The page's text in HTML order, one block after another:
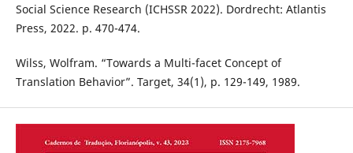
Social Science Research (ICHSSR 2022). Dordrecht: Atlantis
Press, 2022. p. 470-474.
Wilss, Wolfram. “Towards a Multi-facet Concept of
Translation Behavior”. Target, 34(1), p. 129-149, 1989.